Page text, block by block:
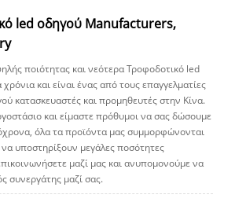
led οδηγού Manufacturers,
ποιότητας και νεότερα Τροφοδοτικό led
και είναι ένας από τους επαγγελματίες
κατασκευαστές και προμηθευτές στην Κίνα.
και είμαστε πρόθυμοι να σας δώσουμε
όλα τα προϊόντα μας συμμορφώνονται
υποστηρίξουν μεγάλες ποσότητες
μαζί μας και ανυπομονούμε να
συνεργάτης μαζί σας.